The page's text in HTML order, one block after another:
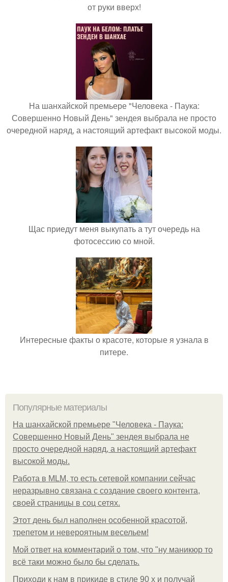
от руки вверх!
На шанхайской премьере "Человека - Паука:
Совершенно Новый День" зендея выбрала не просто
очередной наряд, а настоящий артефакт высокой моды.
Щас приедут меня выкупать а тут очередь на
фотосессию со мной.
Интересные факты о красоте, которые я узнала в
питере.
Популярные материалы
На шанхайской премьере "Человека - Паука:
Совершенно Новый День" зендея выбрала не
просто очередной наряд, а настоящий артефакт
высокой моды.
Работа в MLM, то есть сетевой компании сейчас
неразрывно связана с создание своего контента,
своей страницы в соц сетях.
Этот день был наполнен особенной красотой,
трепетом и невероятным весельем!
Мой ответ на комментарий о том, что "ну маникюр то
всё таки можно было бы сделать.
Приходи к нам в прикиде в стиле 90 х и получай